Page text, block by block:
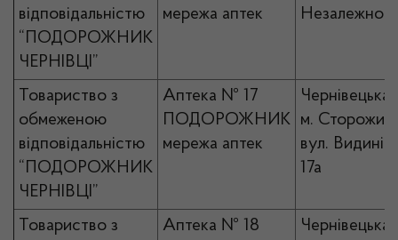
відповідальністю
“ПОДОРОЖНИК
ЧЕРНІВЦІ”
мережа аптек
Товариство з
обмеженою
відповідальністю
“ПОДОРОЖНИК
ЧЕРНІВЦІ”
Аптека № 17
ПОДОРОЖНИК
мережа аптек
Чернівецька
м.
вул.
17а
Товариство з
Аптека № 18
Чернівецька